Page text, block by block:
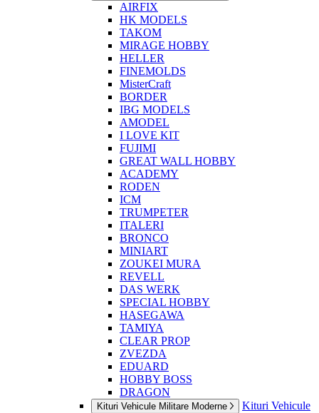
AIRFIX
HK MODELS
TAKOM
MIRAGE HOBBY
HELLER
FINEMOLDS
MisterCraft
BORDER
IBG MODELS
AMODEL
I LOVE KIT
FUJIMI
GREAT WALL HOBBY
ACADEMY
RODEN
ICM
TRUMPETER
ITALERI
BRONCO
MINIART
ZOUKEI MURA
REVELL
DAS WERK
SPECIAL HOBBY
HASEGAWA
TAMIYA
CLEAR PROP
ZVEZDA
EDUARD
HOBBY BOSS
DRAGON
Kituri Vehicule Militare Moderne
Kituri Vehicule